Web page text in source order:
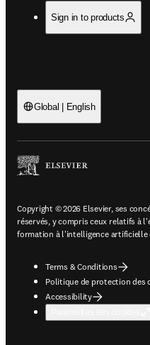
Sign in to products
Global | English
Copyright © 2026 Elsevier, ses
réservés, y compris ceux relatifs à
formation à l'intelligence artificielle
Terms & Conditions
Politique de protection des
Accessibility